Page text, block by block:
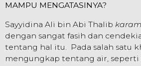
MAMPU MENGATASINYA?
Sayyidina Ali bin Abi Thalib
dengan sangat fasih dan
tentang hal itu. Pada salah satu
mengungkap tentang air, seperti